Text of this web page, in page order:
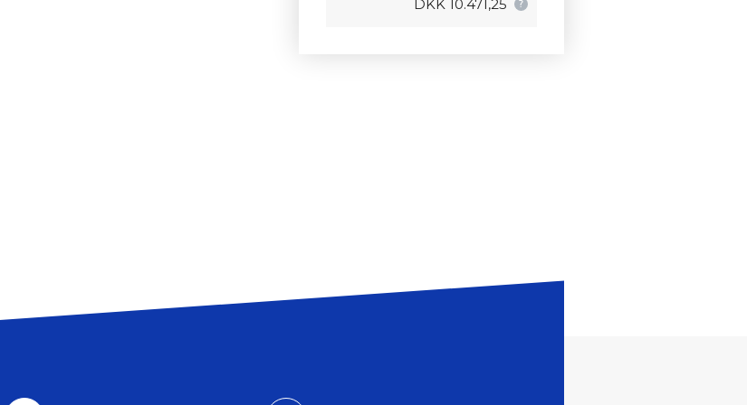
DKK 10.471,25